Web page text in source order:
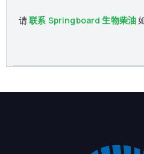
请联系 Springboard 生物柴油